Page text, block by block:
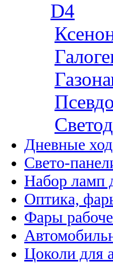
D4
Дневные
Свето-
Набор ламп
Оптика,
Фары
Цоколи для